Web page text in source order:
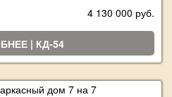
4 130 000 руб.
| КД-54
дом 7 на 7